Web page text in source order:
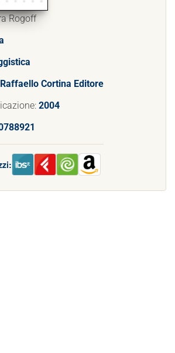
Rogoff
Raffaello Cortina Editore
2004